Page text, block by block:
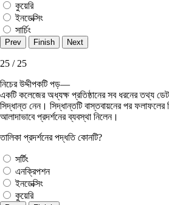
কুয়েরি
ইনডেক্সিং
সার্চিং
25 / 25
নিচের উদ্দীপকটি পড়—
একটি কলেজের অধ্যক্ষ প্রতিষ্ঠানের সব ধরনের তথ্য
সিদ্ধান্ত নেন। সিদ্ধান্তটি বাস্তবায়নের পর ফলাফলের
আলাদাভাবে প্রদর্শনের ব্যবস্থা নিলেন।
তালিকা প্রদর্শনের পদ্ধতি কোনটি?
সর্টিং
এনক্রিপশন
ইনডেক্সিং
কুয়েরি